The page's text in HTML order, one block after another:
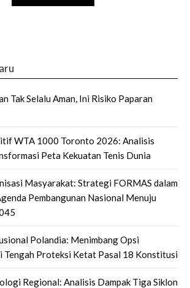
Tak Selalu Aman, Ini Risiko Paparan
WTA 1000 Toronto 2026: Analisis
Peta Kekuatan Tenis Dunia
Masyarakat: Strategi FORMAS dalam
Pembangunan Nasional Menuju
Polandia: Menimbang Opsi
Tengah Proteksi Ketat Pasal 18 Konstitusi
Regional: Analisis Dampak Tiga Siklon